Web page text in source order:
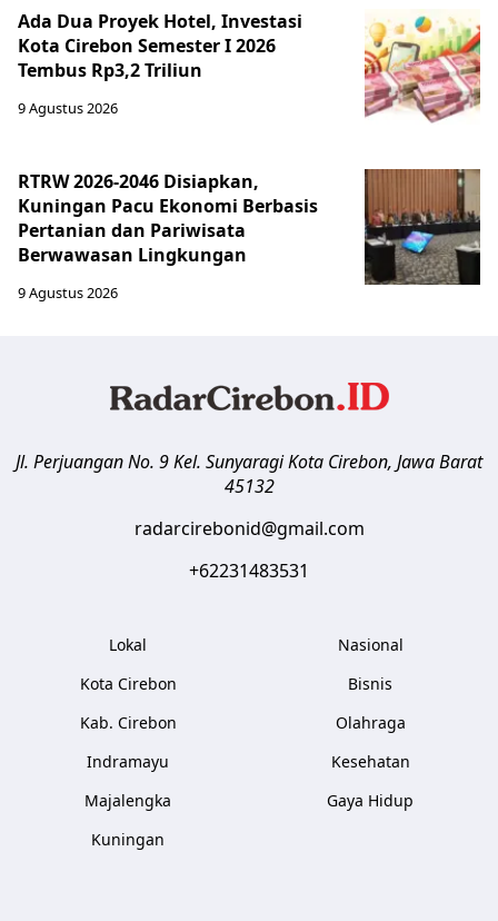
Ada Dua Proyek Hotel, Investasi
Kota Cirebon Semester I 2026
Tembus Rp3,2 Triliun
9 Agustus 2026
RTRW 2026-2046 Disiapkan,
Kuningan Pacu Ekonomi Berbasis
Pertanian dan Pariwisata
Berwawasan Lingkungan
9 Agustus 2026
Jl. Perjuangan No. 9 Kel. SunyaragiKota Cirebon, Jawa Barat
45132
radarcirebonid@gmail.com
+62231483531
Lokal
Kota Cirebon
Kab. Cirebon
Indramayu
Majalengka
Kuningan
Nasional
Bisnis
Olahraga
Kesehatan
Gaya Hidup